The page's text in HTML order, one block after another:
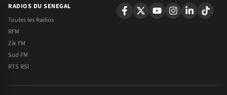
RADIOS DU SENEGAL
Toutes les Radios
RFM
Zik FM
Sud FM
RTS RSI